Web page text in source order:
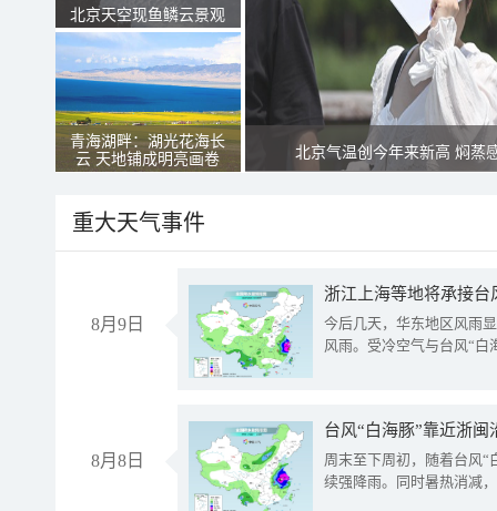
北京天空现鱼鳞云景观
青海湖畔：湖光花海长
云 天地铺成明亮画卷
北京气温创今年来新高 焖蒸
重大天气事件
8月9日
浙江上海等地将承接台
今后几天，华东地区风雨
风雨。受冷空气与台风“白
8月8日
台风“白海豚”靠近浙
周末至下周初，随着台风“
续强降雨。同时暑热消减